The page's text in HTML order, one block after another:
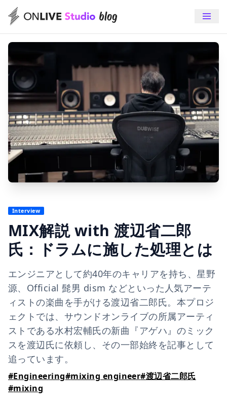
Interview
MIX解説 with 渡辺省二郎
氏：ドラムに施した処理とは
エンジニアとして約40年のキャリアを持ち、星野
源、Official 髭男 dism などといった人気アーテ
ィストの楽曲を手がける渡辺省二郎氏。本プロジ
ェクトでは、サウンドオンライブの所属アーティ
ストである水村宏輔氏の新曲『アゲハ』のミック
スを渡辺氏に依頼し、その一部始終を記事として
追っています。
#Engineering#mixing engineer#渡辺省二郎氏
#mixing